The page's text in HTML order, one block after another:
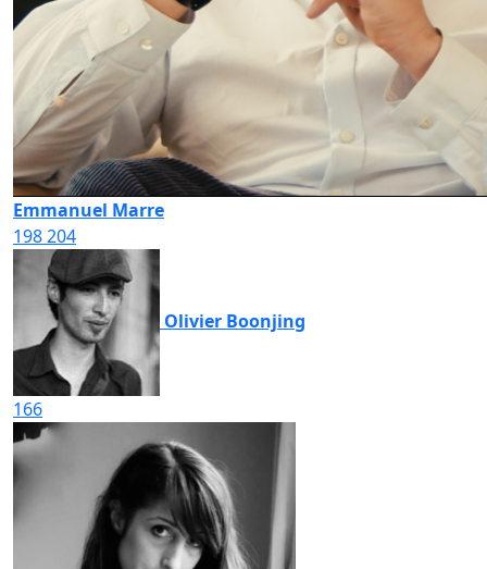
Emmanuel Marre
198204
Olivier Boonjing
166